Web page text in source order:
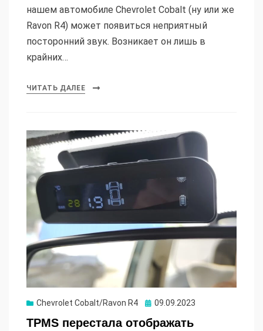
нашем автомобиле Chevrolet Cobalt (ну или же
Ravon R4) может появиться неприятный
посторонний звук. Возникает он лишь в
крайних…
ЧИТАТЬ ДАЛЕЕ
Chevrolet Cobalt/Ravon R4 Опубликовано
09.09.2023
TPMS перестала отображать